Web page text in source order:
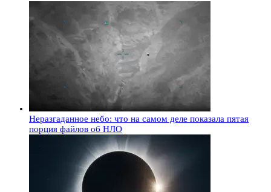
Неразгаданное небо: что на самом деле показала пятая
порция файлов об НЛО